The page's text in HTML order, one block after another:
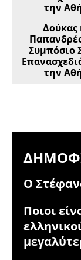
Δούκας
Συμπόσιο
την
Ο
Ποιοι